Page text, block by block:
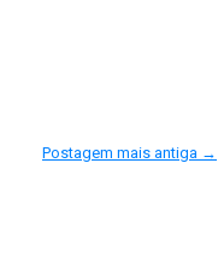
Postagem mais antiga →